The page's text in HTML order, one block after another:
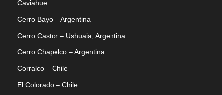
Caviahue
Cerro Bayo – Argentina
Cerro Castor – Ushuaia, Argentina
Cerro Chapelco – Argentina
Corralco – Chile
El Colorado – Chile